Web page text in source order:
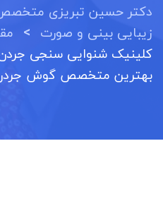
دکتر حسین تبریزی
زیبایی بینی و صورت >
کلینیک شنوایی سنجی
بهترین متخصص گوش